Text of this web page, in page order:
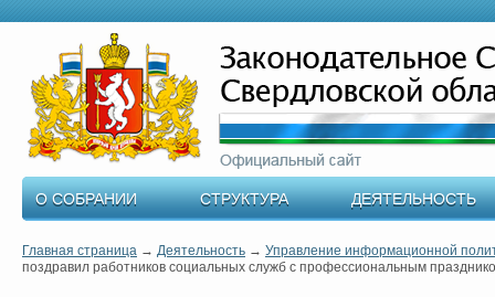
О СОБРАНИИ СТРУКТУРА ДЕЯТЕЛЬНОСТЬ
Главная страница → Деятельность → Управление информационной
поздравил работников социальных служб с профессиональным